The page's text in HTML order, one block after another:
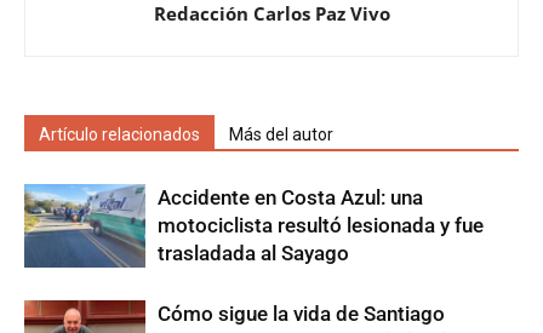
Redacción Carlos Paz Vivo
Artículo relacionados Más del autor
Accidente en Costa Azul: una
motociclista resultó lesionada y fue
trasladada al Sayago
Cómo sigue la vida de Santiago